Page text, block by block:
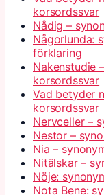
korsordssvar
Nådig –
Någorlunda:
förklaring
Nakenstudie
korsordssvar
Vad betyder
korsordssvar
Nervceller –
Nestor –
Nia –
Nitälskar –
Nöje:
Nota Bene: